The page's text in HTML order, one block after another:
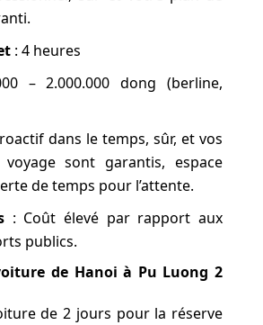
: 4 heures
– 2.000.000 dong (berline,
dans le temps, sûr, et vos
sont garantis, espace
de temps pour l’attente.
: Coût élevé par rapport aux
publics.
de Hanoi à Pu Luong 2
de 2 jours pour la réserve